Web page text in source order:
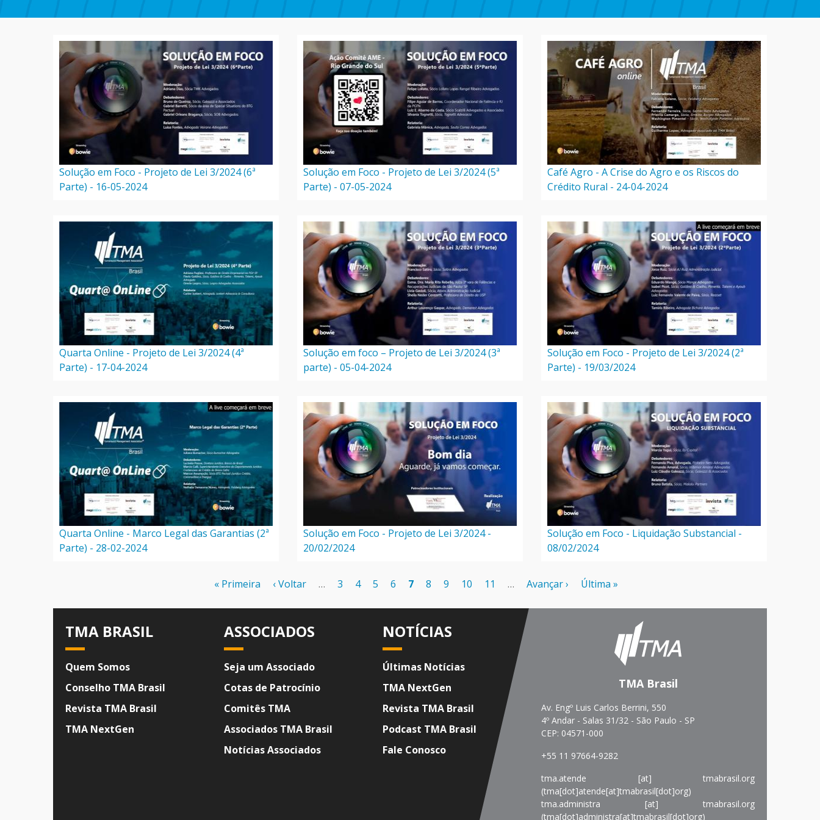
Solução em Foco - Projeto de Lei 3/2024 (6ª
Parte) - 16-05-2024
Solução em Foco - Projeto de Lei 3/2024 (5ª
Parte) - 07-05-2024
Café Agro - A Crise do Agro e os Riscos do
Crédito Rural - 24-04-2024
Quarta Online - Projeto de Lei 3/2024 (4ª
Parte) - 17-04-2024
Solução em foco – Projeto de Lei 3/2024 (3ª
parte) - 05-04-2024
Solução em Foco - Projeto de Lei 3/2024 (2ª
Parte) - 19/03/2024
Quarta Online - Marco Legal das Garantias (2ª
Parte) - 28-02-2024
Solução em Foco - Projeto de Lei 3/2024 -
20/02/2024
Solução em Foco - Liquidação Substancial -
08/02/2024
Primeira
« Primeira
Página
‹ Voltar … Page
3 Page
4 Page
5 Page
6
Página
7 Page
8 Page
9 Page
10 Page
11 …
Próxima
Avançar ›
Última
Última »
TMA BRASIL
Quem Somos
Conselho TMA Brasil
Revista TMA Brasil
TMA NextGen
ASSOCIADOS
Seja um Associado
Cotas de Patrocínio
Comitês TMA
Associados TMA Brasil
Notícias Associados
NOTÍCIAS
Últimas Notícias
TMA NextGen
Revista TMA Brasil
Podcast TMA Brasil
Fale Conosco
TMA Brasil
Av. Engº Luis Carlos Berrini, 550
4º Andar - Salas 31/32 - São Paulo - SP
CEP: 04571-000
+55 11 97664-9282
tma.atende [at] tmabrasil.org
(tma[dot]atende[at]tmabrasil[dot]org)
tma.administra [at] tmabrasil.org
(tma[dot]administra[at]tmabrasil[dot]org)